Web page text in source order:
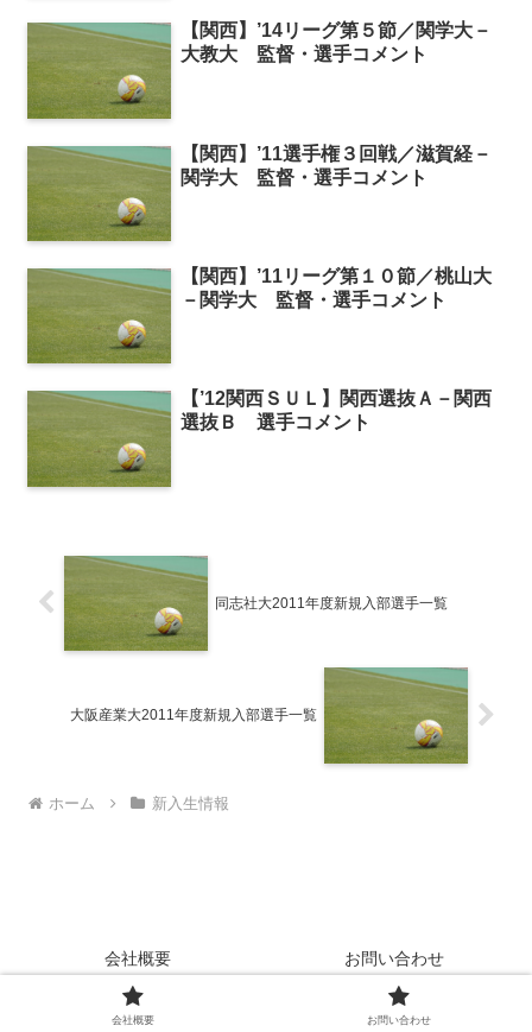
【関西】’14リーグ第５節／関学大－
大教大 監督・選手コメント
【関西】’11選手権３回戦／滋賀経－
関学大 監督・選手コメント
【関西】’11リーグ第１０節／桃山大
－関学大 監督・選手コメント
【’12関西ＳＵＬ】関西選抜Ａ－関西
選抜Ｂ 選手コメント
同志社大2011年度新規入部選手一覧
大阪産業大2011年度新規入部選手一覧
ホーム 新入生情報
会社概要 お問い合わせ
Copyright © 2024 College Soccer Central All Rights Reserved.
会社概要 お問い合わせ